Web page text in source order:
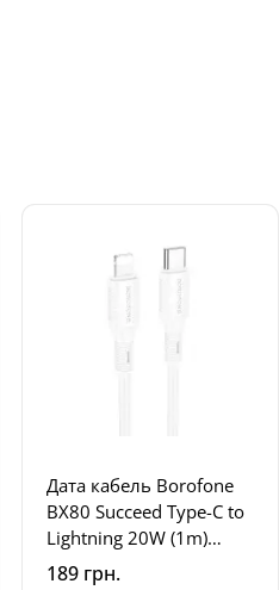
Дата кабель Borofone
BX80 Succeed Type-C to
Lightning 20W (1m)
White
189 грн.